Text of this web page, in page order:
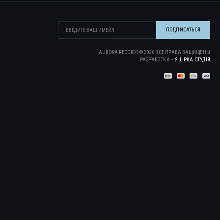
AURORA RECORDS ©2026 ВСЕ ПРАВА ЗАЩИЩЕНЫ
РАЗРАБОТКА – ЯЩІРКА CТУДІЯ